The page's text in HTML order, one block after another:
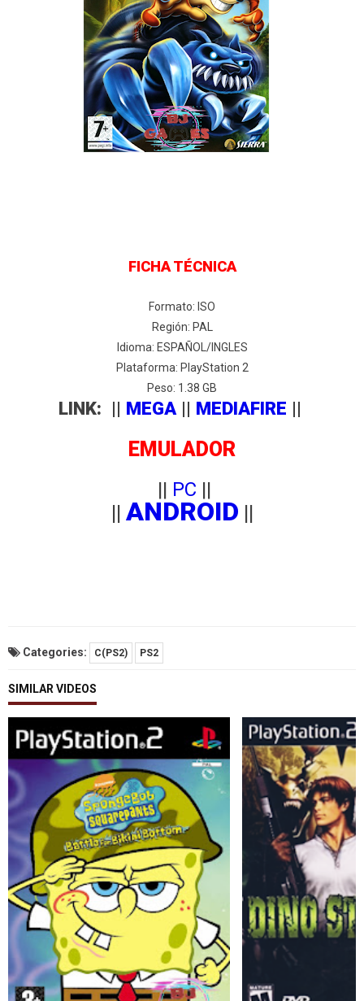
FICHA TÉCNICA
Formato: ISO
Región: PAL
Idioma: ESPAÑOL/INGLES
Plataforma: PlayStation 2
Peso: 1.38 GB
LINK: || MEGA|| MEDIAFIRE ||
EMULADOR
|| PC ||
ANDROID
Categories: C(PS2) PS2
SIMILAR VIDEOS